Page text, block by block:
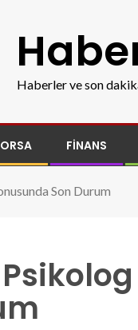
Haberler ve son
FINANS
Son Durum